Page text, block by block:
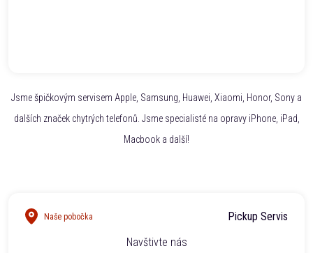
Jsme špičkovým servisem Apple, Samsung, Huawei, Xiaomi, Honor, Sony a
dalších značek chytrých telefonů. Jsme specialisté na opravy iPhone, iPad,
Macbook a další!
Naše pobočka
Pickup Servis
Navštivte nás